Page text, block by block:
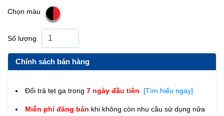
Chọn màu
Số lượng
Chính sách bán hàng
Đổi trả tẹt ga trong 7 ngày đầu tiên [Tìm hiểu ngay]
Miễn phí đăng bán khi không còn nhu cầu sử dụng nữa